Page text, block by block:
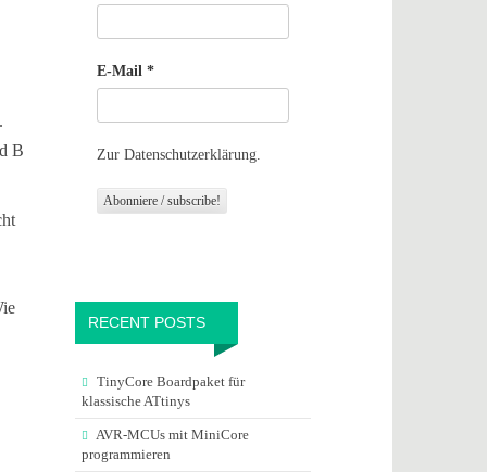
B
E-Mail *
Zur Datenschutzerklärung.
RECENT POSTS
TinyCore Boardpaket für
klassische ATtinys
AVR-MCUs mit MiniCore
programmieren